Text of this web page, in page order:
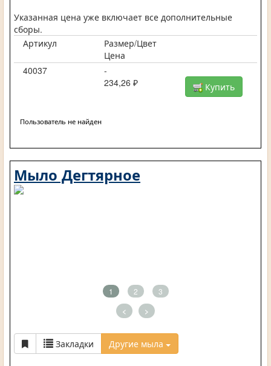
Указанная цена уже включает все дополнительные
сборы.
Артикул
Размер/Цвет
Цена
40037
-
234,26 ₽
Купить
Пользователь не найден
Мыло Дегтярное
1 2 3
< >
Закладки Другие мыла